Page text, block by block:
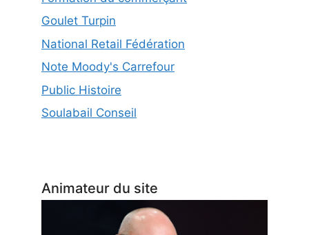
Goulet Turpin
National Retail Fédération
Note Moody's Carrefour
Public Histoire
Soulabail Conseil
Animateur du site